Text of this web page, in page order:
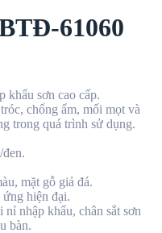
61060
khẩu sơn cao cấp.
chống ẩm, mối mọt và
trong quá trình sử dụng.
mặt gỗ giả đá.
hiện đại.
nhập khẩu, chân sắt sơn
bàn.